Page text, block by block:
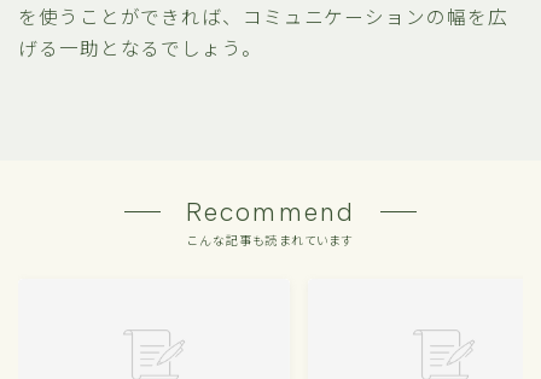
を使うことができれば、コミュニケーションの幅を広
げる一助となるでしょう。
Recommend
こんな記事も読まれています